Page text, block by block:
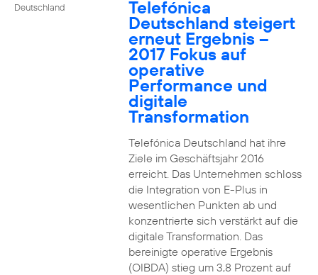
Deutschland
Telefónica
Deutschland steigert
erneut Ergebnis –
2017 Fokus auf
operative
Performance und
digitale
Transformation
Telefónica Deutschland hat ihre
Ziele im Geschäftsjahr 2016
erreicht. Das Unternehmen schloss
die Integration von E-Plus in
wesentlichen Punkten ab und
konzentrierte sich verstärkt auf die
digitale Transformation. Das
bereinigte operative Ergebnis
(OIBDA) stieg um 3,8 Prozent auf